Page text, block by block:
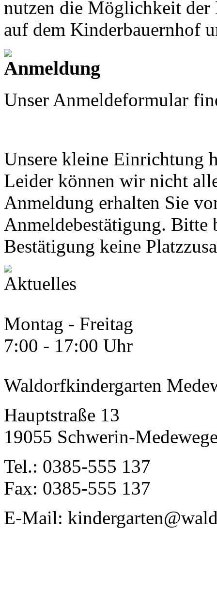
nutzen die Möglichkeit
auf dem Kinderbauernhof
Unser Anmeldeformular
Unsere kleine Einrichtung
Leider können wir nicht
Anmeldung erhalten Sie
Anmeldebestätigung. Bitte
Bestätigung keine
Montag - Freitag
7:00 - 17:00 Uhr
Waldorfkindergarten
Hauptstraße 13
19055 Schwerin-
Tel.: 0385-555 137
Fax: 0385-555 137
E-Mail: